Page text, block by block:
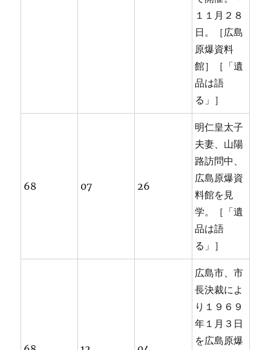
１１月２８
日。［広島
原爆資料
館］［「遺
品は語
る」］
68 07 26
明仁皇太子
夫妻、山陽
路訪問中、
広島原爆資
料館を見
学。［「遺
品は語
る」］
広島市、市
長決裁によ
り１９６９
年１月３日
を広島原爆